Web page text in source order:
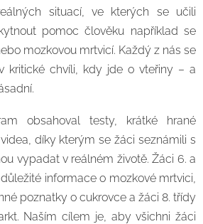
situací, ve kterých se učili
pomoc člověku například se
mozkovou mrtvicí. Každý z nás se
kritické chvíli, kdy jde o vteřiny – a
obsahoval testy, krátké hrané
díky kterým se žáci seznámili s
vypadat v reálném životě. Žáci 6. a
informace o mozkové mrtvici,
poznatky o cukrovce a žáci 8. třídy
Naším cílem je, aby všichni žáci